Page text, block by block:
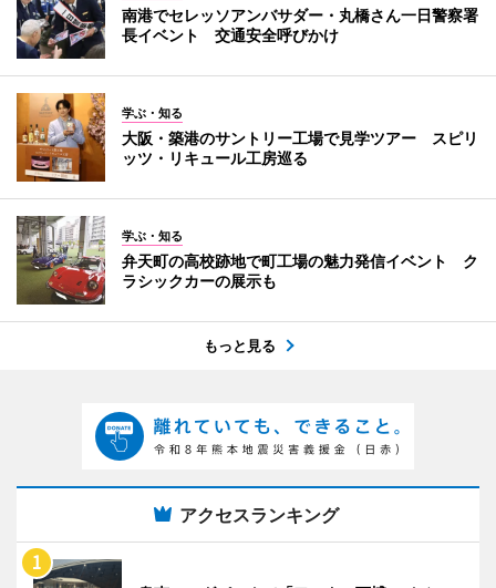
南港でセレッソアンバサダー・丸橋さん一日警察署
長イベント 交通安全呼びかけ
学ぶ・知る
大阪・築港のサントリー工場で見学ツアー スピリ
ッツ・リキュール工房巡る
学ぶ・知る
弁天町の高校跡地で町工場の魅力発信イベント ク
ラシックカーの展示も
もっと見る
アクセスランキング